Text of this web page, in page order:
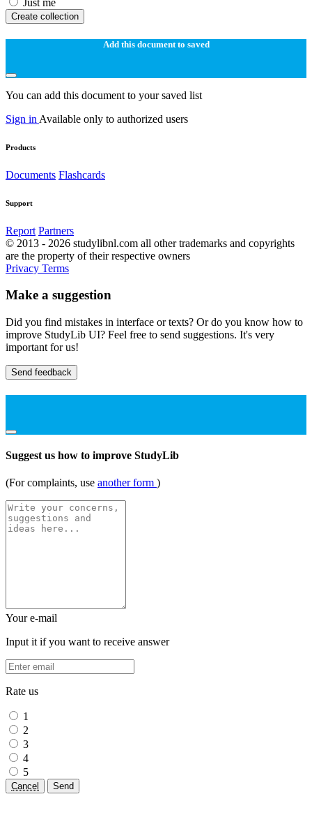
Create collection
Add this document to saved
You can add this document to your saved list
Sign in Available only to authorized users
Products
Documents Flashcards
Support
Report Partners
© 2013 - 2026 studylibnl.com all other trademarks and copyrights
are the property of their respective owners
Privacy Terms
Make a suggestion
Did you find mistakes in interface or texts? Or do you know how to
improve StudyLib UI? Feel free to send suggestions. It's very
important for us!
Send feedback
Suggest us how to improve StudyLib
(For complaints, use another form )
Your e-mail
Input it if you want to receive answer
Rate us
1
2
3
4
5
Cancel Send